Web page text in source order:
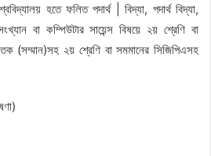
হতে ফলিত পদার্থ | বিদ্যা, পদার্থ বিদ্যা,
বা কম্পিউটার সায়েন্স বিষয়ে ২য় শ্রেণি বা
(সম্মান)সহ ২য় শ্রেণি বা সমমানের সিজিপিএসহ